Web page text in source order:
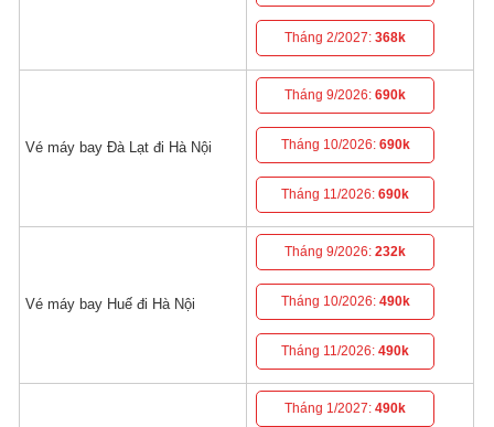
Tháng 2/2027:368k
Vé máy bay Đà Lạt đi Hà Nội
Tháng 9/2026:690k
Tháng 10/2026: 690k
Tháng 11/2026:690k
Vé máy bay Huế đi Hà Nội
Tháng 9/2026:232k
Tháng 10/2026: 490k
Tháng 11/2026:490k
Tháng 1/2027:490k